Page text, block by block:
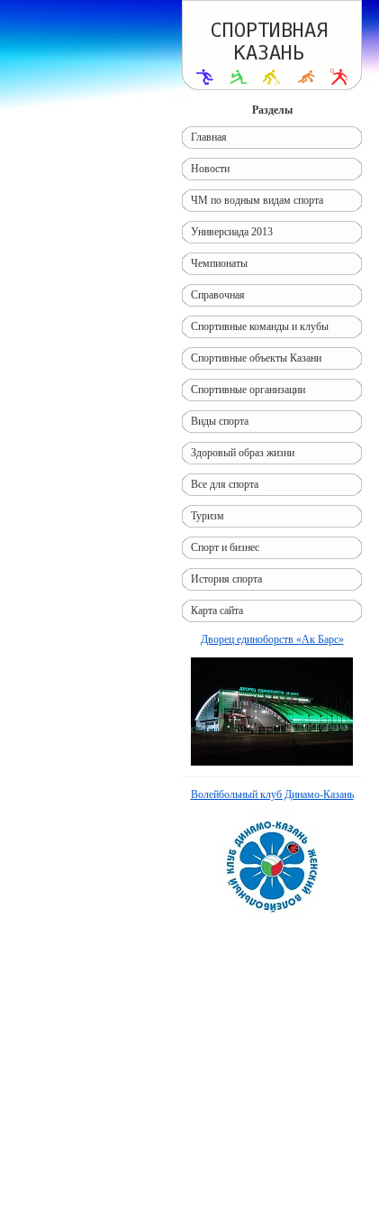
Разделы
Главная
Новости
ЧМ по водным видам спорта
Универсиада 2013
Чемпионаты
Справочная
Спортивные команды и клубы
Спортивные объекты Казани
Спортивные организации
Виды спорта
Здоровый образ жизни
Все для спорта
Туризм
Спорт и бизнес
История спорта
Карта сайта
Дворец единоборств «Ак Барс»
Волейбольный клуб Динамо-Казань